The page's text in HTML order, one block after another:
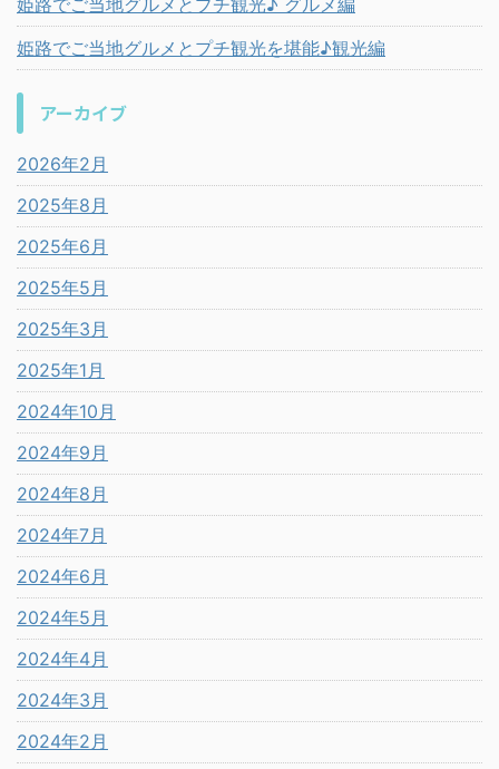
姫路でご当地グルメとプチ観光を堪能♪観光編
アーカイブ
2026年2月
2025年8月
2025年6月
2025年5月
2025年3月
2025年1月
2024年10月
2024年9月
2024年8月
2024年7月
2024年6月
2024年5月
2024年4月
2024年3月
2024年2月